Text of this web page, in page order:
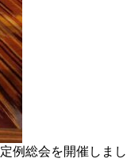
会を開催しまし